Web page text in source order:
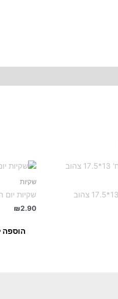
שקיות
שקיות יום
₪2.90
הוספה